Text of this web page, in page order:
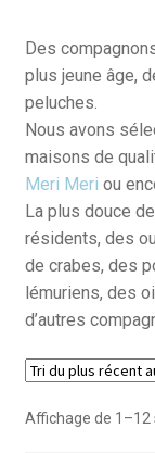
Des
plus jeune âge,
peluches.
Nous avons
maisons de
Meri Meri ou
La plus douce
résidents, des
de crabes, des
lémuriens, des
d’autres
Affichage de 1–12